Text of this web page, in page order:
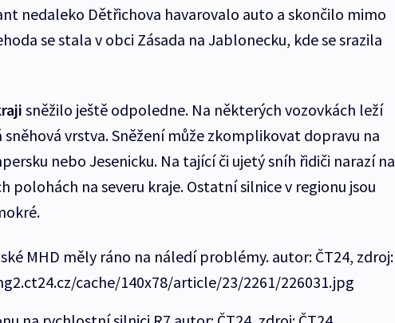
nedaleko Dětřichova havarovalo auto a skončilo mimo
se stala v obci Zásada na Jablonecku, kde se srazila
sněžilo ještě odpoledne. Na některých vozovkách leží
sněhová vrstva. Sněžení může zkomplikovat dopravu na
nebo Jesenicku. Na tající či ujetý sníh řidiči narazí na
polohách na severu kraje. Ostatní silnice v regionu jsou
MHD měly ráno na náledí problémy. autor: ČT24, zdroj:
cache/140x78/article/23/2261/226031.jpg